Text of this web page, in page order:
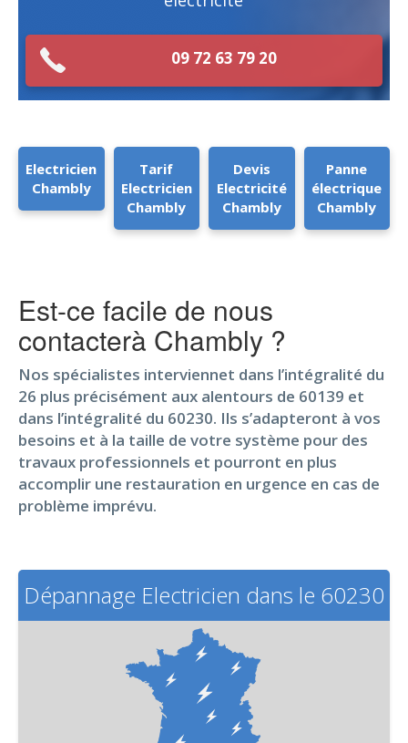
09 72 63 79 20
Electricien
Chambly
Tarif
Electricien
Chambly
Devis
Electricité
Chambly
Panne
électrique
Chambly
Est-ce facile de nous
contacterà Chambly ?
Nos spécialistes interviennet dans l’intégralité du
26 plus précisément aux alentours de 60139 et
dans l’intégralité du 60230. Ils s’adapteront à vos
besoins et à la taille de votre système pour des
travaux professionnels et pourront en plus
accomplir une restauration en urgence en cas de
problème imprévu.
Dépannage Electricien dans le 60230